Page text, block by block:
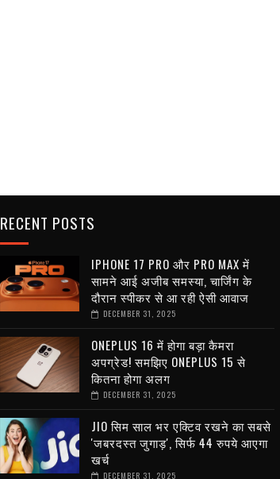
RECENT POSTS
IPHONE 17 PRO और PRO MAX में
सामने आई अजीब समस्या, चार्जिंग के
दौरान स्पीकर से आ रही ऐसी आवाज
DECEMBER 31, 2025
ONEPLUS 16 में होगा बड़ा कैमरा
अपग्रेड! समझिए ONEPLUS 15 से
कितना होगा अलग
DECEMBER 31, 2025
JIO सिम साल भर एक्टिव रखने का सबसे
'जबरदस्त जुगाड़', सिर्फ 44 रुपये आएगा
खर्च
DECEMBER 31, 2025